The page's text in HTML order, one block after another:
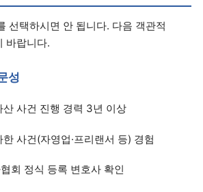
선택하시면 안 됩니다. 다음 객관적
바랍니다.
성
산 사건 진행 경력 3년 이상
사건(자영업·프리랜서 등) 경험
회 정식 등록 변호사 확인